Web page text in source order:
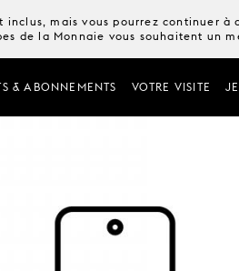
inclus, mais vous pourrez continuer
de la Monnaie vous souhaitent un
& ABONNEMENTS VOTRE VISITE